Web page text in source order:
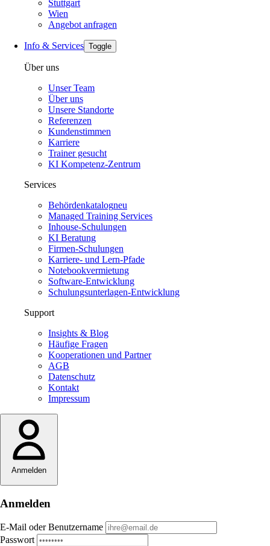
Stuttgart
Wien
Angebot anfragen
Info & Services Toggle
Über uns
Unser Team
Über uns
Unsere Standorte
Referenzen
Kundenstimmen
Karriere
Trainer gesucht
KI Kompetenz-Zentrum
Services
Behördenkatalogneu
Managed Training Services
Inhouse-Schulungen
KI Beratung
Firmen-Schulungen
Karriere- und Lern-Pfade
Notebookvermietung
Software-Entwicklung
Schulungsunterlagen-Entwicklung
Support
Insights & Blog
Häufige Fragen
Kooperationen und Partner
AGB
Datenschutz
Kontakt
Impressum
Anmelden
Anmelden
E-Mail oder Benutzername
Passwort